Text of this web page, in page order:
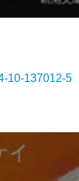
10-137012-